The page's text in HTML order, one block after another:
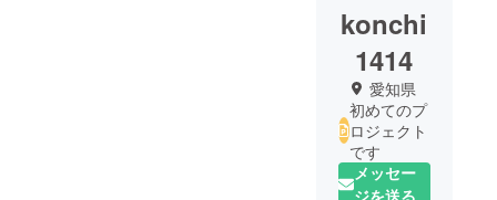
konchi
1414
愛知県
初めてのプ
ロジェクト
です
メッセー
ジを送る